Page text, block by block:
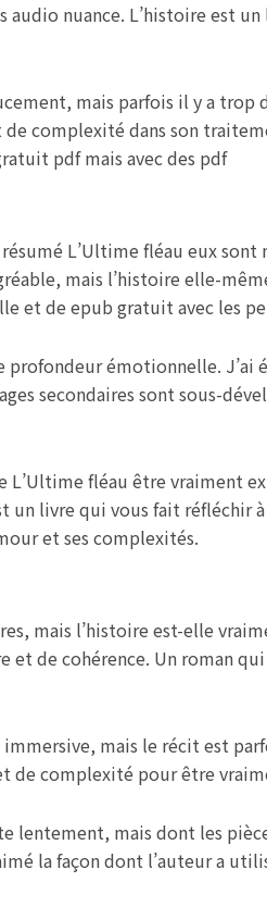
nuance. L’histoire est
mais parfois il y a
complexité dans son
pdf mais avec des pdf
L’Ultime fléau eux
mais l’histoire elle-
et de epub gratuit avec les
profondeur émotionnelle.
secondaires sont sous-
L’Ultime fléau être vraiment
un livre qui vous fait
et ses complexités.
mais l’histoire est-elle
de cohérence. Un roman
mais le récit est
de complexité pour être
lentement, mais dont les
la façon dont l’auteur a